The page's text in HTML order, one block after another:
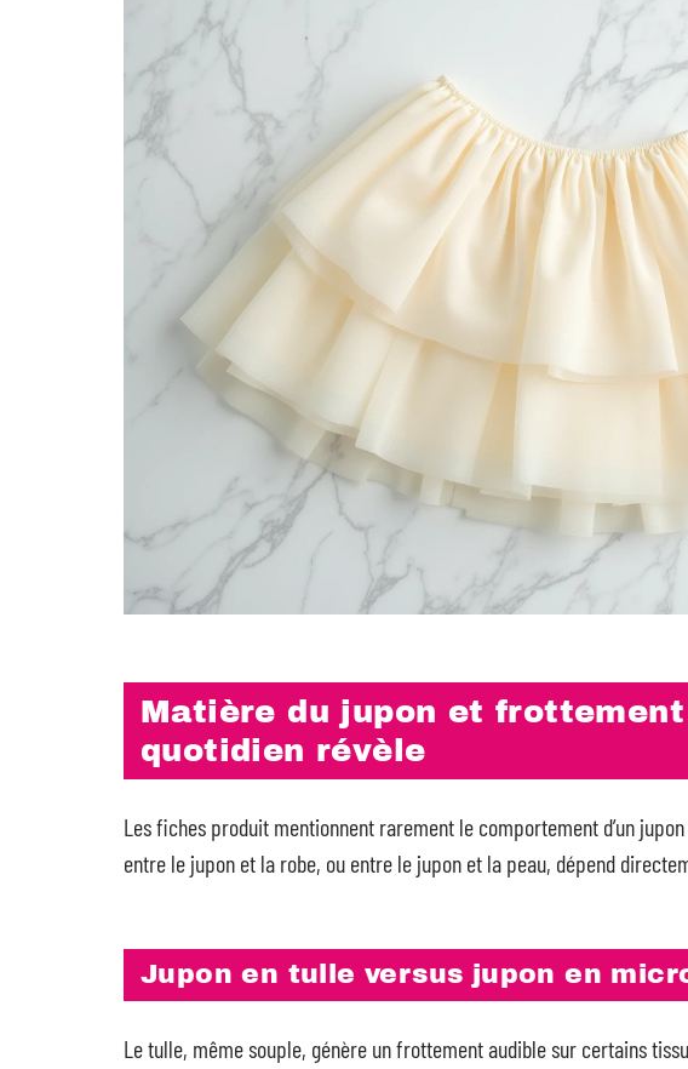
Matière du jupon et
quotidien révèle
Les fiches produit mentionnent rarement le comportement d’un
entre le jupon et la robe, ou entre le jupon et la peau, dépend
Jupon en tulle versus jupon en
Le tulle, même souple, génère un frottement audible sur certains